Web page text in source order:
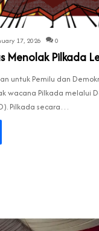
17, 2026 0
Menolak Pilkada
untuk Pemilu dan
wacana Pilkada melalui
Pilkada secara…